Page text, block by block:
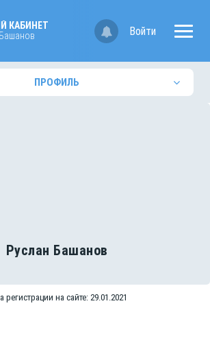
КАБИНЕТ
Войти
ПРОФИЛЬ
Руслан Башанов
регистрации на сайте: 29.01.2021